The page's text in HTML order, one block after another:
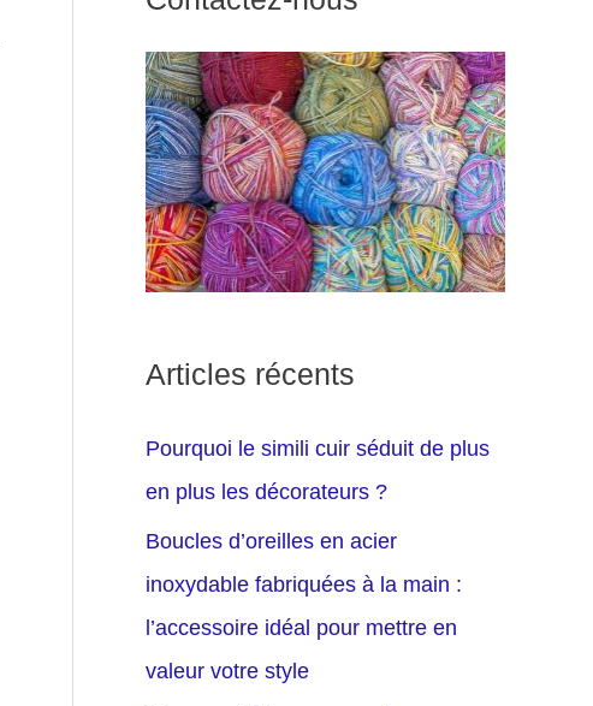
Articles récents
Pourquoi le simili cuir séduit de plus
en plus les décorateurs ?
Boucles d’oreilles en acier
inoxydable fabriquées à la main :
l’accessoire idéal pour mettre en
valeur votre style